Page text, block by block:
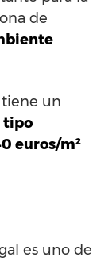
de
un
tipo
euros/m²
es uno de